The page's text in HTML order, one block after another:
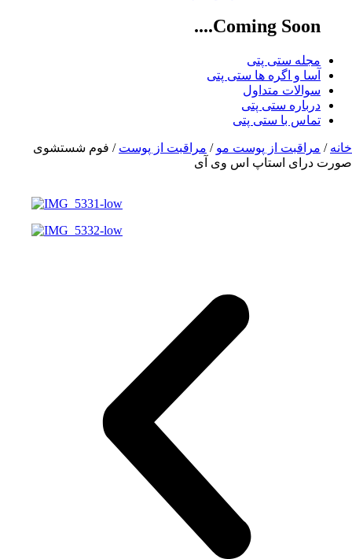
Coming Soon....
مجله ستی پتی
آسا و اگره ها ستی پتی
سوالات متداول
درباره ستی پتی
تماس با ستی پتی
خانه / مراقبت از پوست مو / مراقبت از پوست / فوم شستشوی
صورت درای استاپ اس وی آی